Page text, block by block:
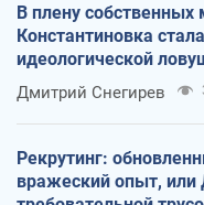
В плену
Константиновка
идеологической
оккупантов
Дмитрий Снегирев
Рекрутинг:
вражеский опыт, или